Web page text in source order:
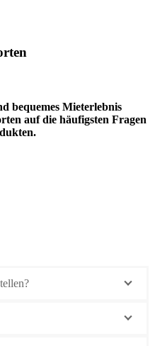
bequemes Mieterlebnis
auf die häufigsten Fragen